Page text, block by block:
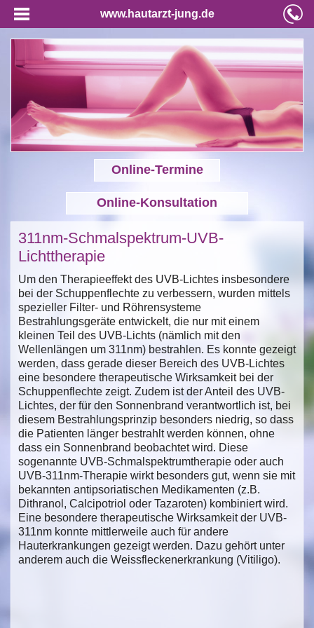
www.hautarzt-jung.de
Online-Termine
Online-Konsultation
311nm-Schmalspektrum-UVB-
Lichttherapie
Um den Therapieeffekt des UVB-Lichtes insbesondere
bei der Schuppenflechte zu verbessern, wurden mittels
spezieller Filter- und Röhrensysteme
Bestrahlungsgeräte entwickelt, die nur mit einem
kleinen Teil des UVB-Lichts (nämlich mit den
Wellenlängen um 311nm) bestrahlen. Es konnte gezeigt
werden, dass gerade dieser Bereich des UVB-Lichtes
eine besondere therapeutische Wirksamkeit bei der
Schuppenflechte zeigt. Zudem ist der Anteil des UVB-
Lichtes, der für den Sonnenbrand verantwortlich ist, bei
diesem Bestrahlungsprinzip besonders niedrig, so dass
die Patienten länger bestrahlt werden können, ohne
dass ein Sonnenbrand beobachtet wird. Diese
sogenannte UVB-Schmalspektrumtherapie oder auch
UVB-311nm-Therapie wirkt besonders gut, wenn sie mit
bekannten antipsoriatischen Medikamenten (z.B.
Dithranol, Calcipotriol oder Tazaroten) kombiniert wird.
Eine besondere therapeutische Wirksamkeit der UVB-
311nm konnte mittlerweile auch für andere
Hauterkrankungen gezeigt werden. Dazu gehört unter
anderem auch die Weissfleckenerkrankung (Vitiligo).